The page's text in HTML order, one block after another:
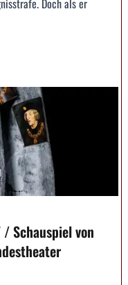
Doch als er
Schauspiel von